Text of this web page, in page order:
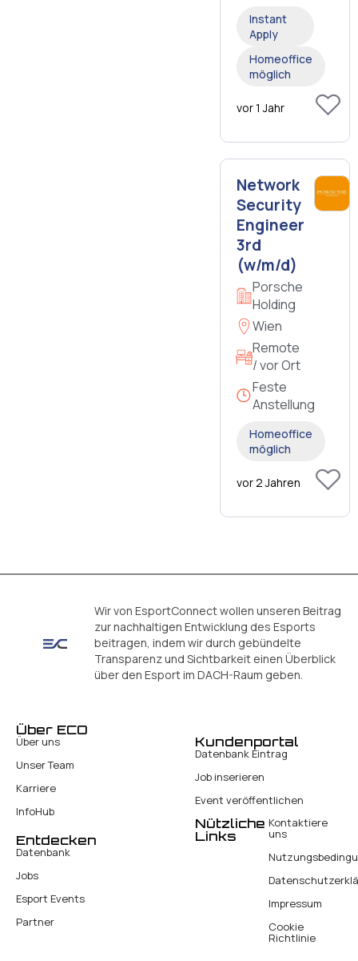
Instant
Apply
Homeoffice
möglich
vor 1 Jahr
Network
Security
Engineer
3rd
(w/m/d)
Porsche
Holding
Wien
Remote
/ vor Ort
Feste
Anstellung
Homeoffice
möglich
vor 2 Jahren
Wir von EsportConnect wollen unseren Beitrag
zur nachhaltigen Entwicklung des Esports
beitragen, indem wir durch gebündelte
Transparenz und Sichtbarkeit einen Überblick
über den Esport im DACH-Raum geben.
Über ECO
Über uns
Unser Team
Karriere
InfoHub
Kundenportal
Datenbank Eintrag
Job inserieren
Event veröffentlichen
Entdecken
Datenbank
Jobs
Esport Events
Partner
Nützliche
Links
Kontaktiere
uns
Impressum
Cookie
Richtlinie